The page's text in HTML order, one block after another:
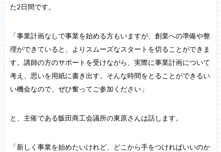
た2日間です。
「事業計画なしで事業を始める方もいますが、創業への準備や整
理ができていると、よりスムーズなスタートを切ることができま
す。講師の方のサポートを受けながら、実際に事業計画について
考え、思いを用紙に書き出す。そんな時間をとることができるい
い機会なので、ぜひ奮ってご参加ください」
と、主催である飯田商工会議所の東原さんは話します。
「新しく事業を始めたいけれど、どこから手をつければいいのか